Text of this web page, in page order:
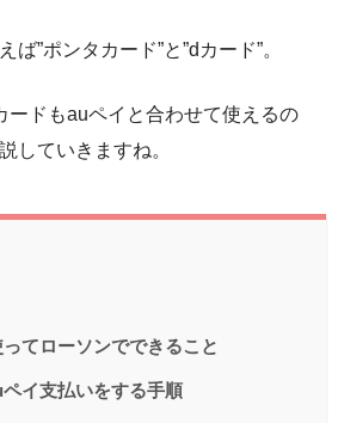
ば”ポンタカード”と”dカード”。
ードもauペイと合わせて使えるの
していきますね。
てローソンでできること
イ支払いをする手順